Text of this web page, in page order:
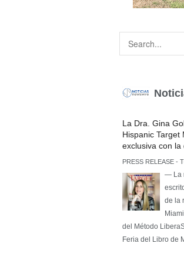
La Dra. Gina
Hispanic Target
exclusiva con la
PRESS RELEASE -
— La
de la
del Método
Feria del Libro de